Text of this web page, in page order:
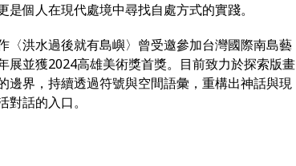
是個人在現代處境中尋找自處方式的實踐。
〈洪水過後就有島嶼〉曾受邀參加台灣國際南島藝
展並獲2024高雄美術獎首獎。目前致力於探索版畫
邊界，持續透過符號與空間語彙，重構出神話與現
對話的入口。